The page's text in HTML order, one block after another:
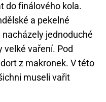
do finálového kola.
a pekelné
jednoduché
velké vaření. Pod
z makronek. V této
museli vařit